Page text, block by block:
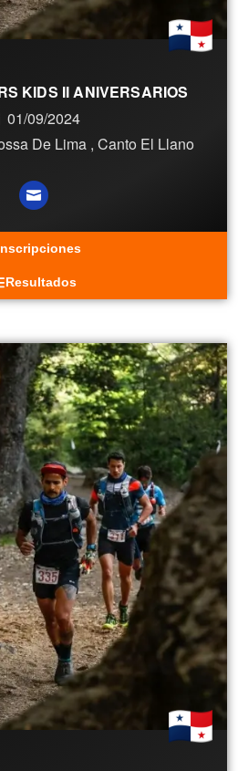
KIDS II ANIVERSARIOS
01/09/2024
De Lima , Canto El Llano
Resultados